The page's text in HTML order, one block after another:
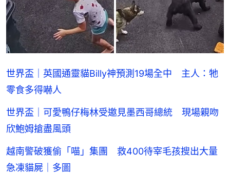
世界盃｜英國通靈貓Billy神預測19場全中 主人：牠
零食多得嚇人
世界盃｜可愛鴨仔梅林受邀見墨西哥總統 現場親吻
欣鮑姆搶盡風頭
越南警破獲偷「喵」集團 救400待宰毛孩搜出大量
急凍貓屍｜多圖